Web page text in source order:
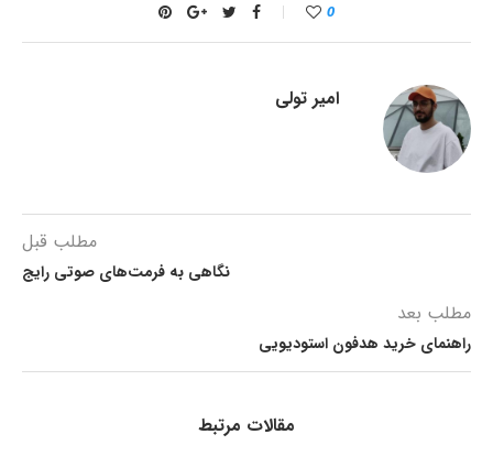
0
امیر تولی
مطلب قبل
نگاهی به فرمت‌های صوتی رایج
مطلب بعد
راهنمای خرید هدفون استودیویی
مقالات مرتبط